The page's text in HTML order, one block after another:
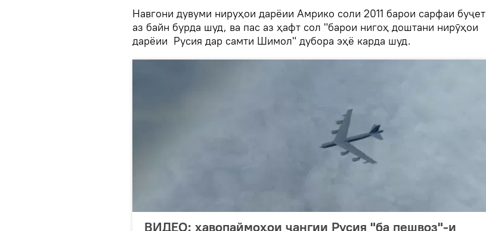
Навгони дувуми нируҳои дарёии Амрико соли 2011 барои сарфаи буҷет
аз байн бурда шуд, ва пас аз ҳафт сол "барои нигоҳ доштани нирӯҳои
дарёии Русия дар самти Шимол" дубора эҳё карда шуд.
ВИДЕО: ҳавопаймоҳои ҷангии Русия "ба пешвоз"-и